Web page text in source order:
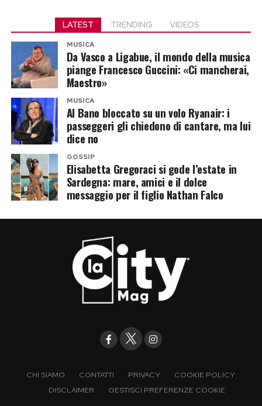
LATEST TRENDING VIDEOS
MUSICA
Da Vasco a Ligabue, il mondo della musica
piange Francesco Guccini: «Ci mancherai,
Maestro»
MUSICA
Al Bano bloccato su un volo Ryanair: i
passeggeri gli chiedono di cantare, ma lui
dice no
GOSSIP
Elisabetta Gregoraci si gode l’estate in
Sardegna: mare, amici e il dolce
messaggio per il figlio Nathan Falco
CHI SIAMO CONTATTI PRIVACY
COOKIE POLICY
DISCLAIMER
GESTISCI PREFERENZE COOKIE